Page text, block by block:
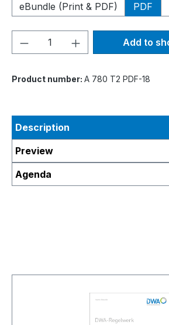
eBundle (Print & PDF)
PDF
Product Quantity:Add to
Product number: A 780 T2 PDF-18
Description
Preview
Agenda